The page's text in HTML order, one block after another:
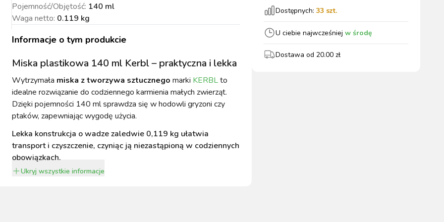
TECHNICZNE
ZAKISZANIE
DO
KONIA
ZAWODY
ZWALCZANIE
SZKODNIKÓW
STOP
ROŚLIN
DO
URZĄDZENIA
WETERYNARIA
PSY KOTY
wszystkie
Pojemność/Objętość: 140 ml
Waga netto: 0.119 kg
Informacje o tym produkcie
Miska plastikowa 140 ml Kerbl – praktyczna i lekka
Wytrzymała miska z tworzywa sztucznego marki KERBLto
idealne rozwiązanie do codziennego karmienia małych zwierząt.
Dzięki pojemności 140 ml sprawdza się w hodowli gryzoni czy
ptaków, zapewniając wygodę użycia.
Lekka konstrukcja o wadze zaledwie 0,119 kg ułatwia
transport i czyszczenie, czyniąc ją niezastąpioną w codziennych
obowiązkach.
Ukryj wszystkie informacje
Dostępnych: 33 szt.
U ciebie najwcześniej w środę
Dostawa od 20.00 zł